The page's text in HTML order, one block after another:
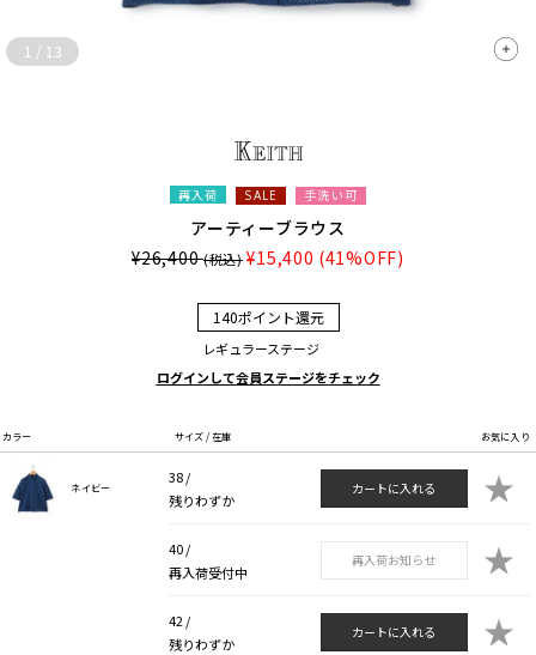
1 / 13
再入荷 SALE 手洗い可
アーティーブラウス
¥26,400(税込) ¥15,400 (41%OFF)
140ポイント還元
レギュラーステージ
ログインして会員ステージをチェック
カラー サイズ / 在庫 お気に入り
ネイビー
38 /
残りわずか
カートに入れる ★
40 /
再入荷受付中
再入荷お知らせ ★
42 /
残りわずか
カートに入れる ★